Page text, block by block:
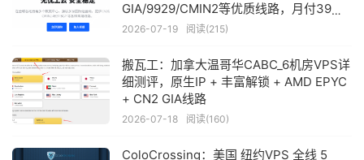
GIA/9929/CMIN2等优质线路，月付39元
起
2026-07-19 阅读(215)
搬瓦工：加拿大温哥华CABC_6机房VPS详
细测评，原生IP + 丰富解锁 + AMD EPYC
+ CN2 GIA线路
2026-07-18 阅读(160)
ColoCrossing：美国 纽约VPS 全线 5